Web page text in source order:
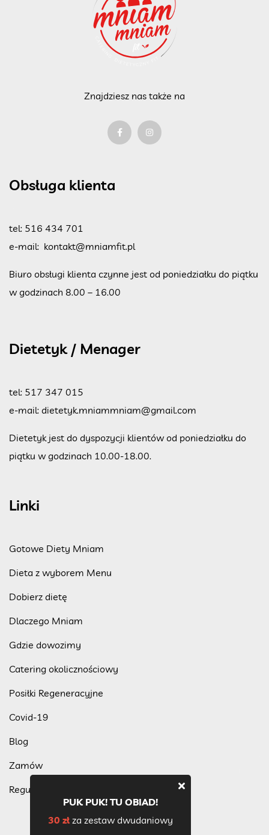
Znajdziesz nas także na
Obsługa klienta
tel: 516 434 701
e-mail: kontakt@mniamfit.pl
Biuro obsługi klienta czynne jest od poniedziałku do piątku
w godzinach 8.00 – 16.00
Dietetyk / Menager
tel: 517 347 015
e-mail: dietetyk.mniammniam@gmail.com
Dietetyk jest do dyspozycji klientów od poniedziałku do
piątku w godzinach 10.00-18.00.
Linki
Gotowe Diety Mniam
Dieta z wyborem Menu
Dobierz dietę
Dlaczego Mniam
Gdzie dowozimy
Catering okolicznościowy
Posiłki Regeneracyjne
Covid-19
Blog
Zamów
Regulamin programu lojalnościowego
PUK PUK! TU OBIAD!
30 zł za zestaw dwudaniowy